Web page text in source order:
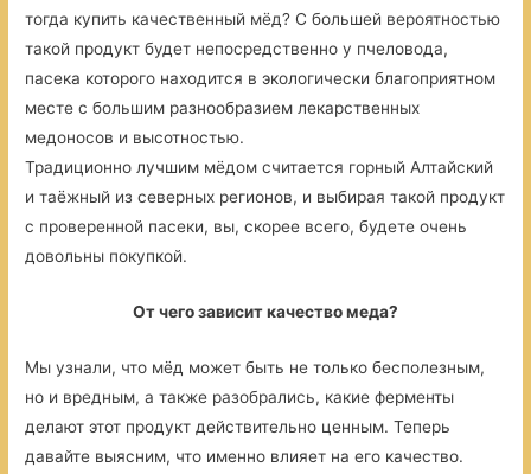
тогда купить качественный мёд? С большей вероятностью
такой продукт будет непосредственно у пчеловода,
пасека которого находится в экологически благоприятном
месте с большим разнообразием лекарственных
медоносов и высотностью.
Традиционно лучшим мёдом считается горный Алтайский
и таёжный из северных регионов, и выбирая такой продукт
с проверенной пасеки, вы, скорее всего, будете очень
довольны покупкой.
От чего зависит качество меда?
Мы узнали, что мёд может быть не только бесполезным,
но и вредным, а также разобрались, какие ферменты
делают этот продукт действительно ценным. Теперь
давайте выясним, что именно влияет на его качество.